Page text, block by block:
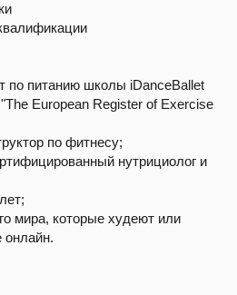
по питанию школы iDanceBallet
European Register of Exercise
по фитнесу;
нутрициолог и
мира, которые худеют или
онлайн.